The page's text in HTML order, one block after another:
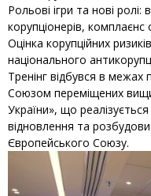
Рольові ігри та нові ролі:
корупціонерів, комплаєнс
Оцінка корупційних
національного
Тренінг відбувся в
Союзом переміщених
України», що
відновлення та
Європейського Союзу.